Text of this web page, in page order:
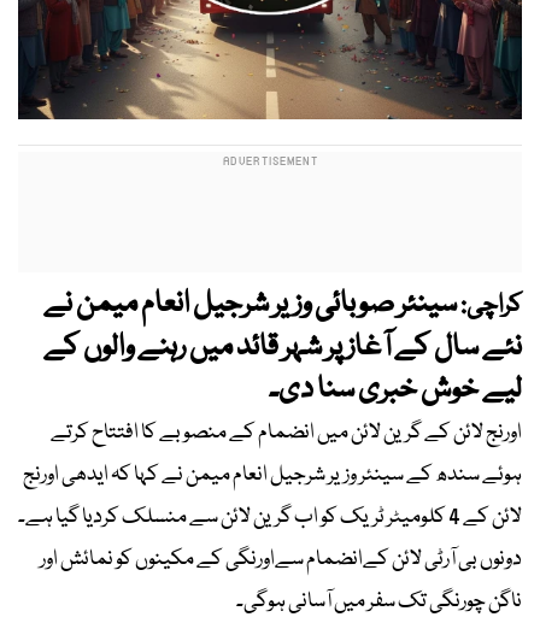
کراچی:سینئر صوبائی وزیر شرجیل انعام میمن نے
نئے سال کے آغاز پر شہر قائد میں رہنے والوں کے
لیے خوش خبری سنا دی۔
اورنج لائن کے گرین لائن میں انضمام کے منصوبے کا افتتاح کرتے
ہوئے سندھ کے سینئر وزیر شرجیل انعام میمن نے کہا کہ ایدھی اورنج
لائن کے 4 کلومیٹر ٹریک کو اب گرین لائن سے منسلک کردیا گیا ہے۔
دونوں بی آرٹی لائن کےانضمام سےاورنگی کے مکینوں کو نمائش اور
ناگن چورنگی تک سفر میں آسانی ہوگی۔